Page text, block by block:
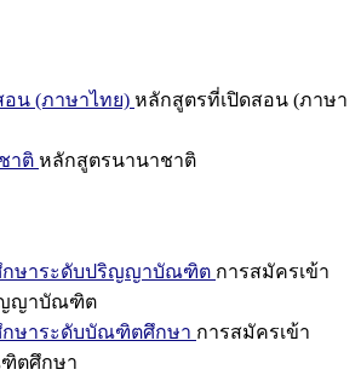
น (ภาษาไทย) หลักสูตรที่เปิดสอน (ภาษา
าติ หลักสูตรนานาชาติ
กษาระดับปริญญาบัณฑิต การสมัครเข้า
ญญาบัณฑิต
กษาระดับบัณฑิตศึกษา การสมัครเข้า
ตศึกษา